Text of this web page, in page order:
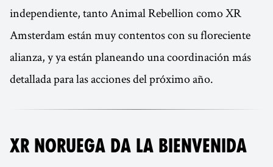
independiente, tanto Animal Rebellion como XR
Amsterdam están muy contentos con su floreciente
alianza, y ya están planeando una coordinación más
detallada para las acciones del próximo año.
XR NORUEGA DA LA BIENVENIDA